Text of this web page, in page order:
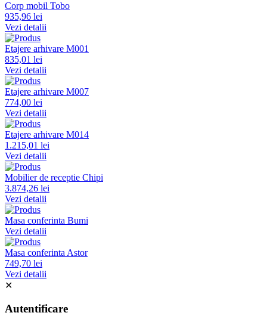
Corp mobil Tobo
935,96 lei
Vezi detalii
Etajere arhivare M001
835,01 lei
Vezi detalii
Etajere arhivare M007
774,00 lei
Vezi detalii
Etajere arhivare M014
1.215,01 lei
Vezi detalii
Mobilier de receptie Chipi
3.874,26 lei
Vezi detalii
Masa conferinta Bumi
Vezi detalii
Masa conferinta Astor
749,70 lei
Vezi detalii
✕
Autentificare